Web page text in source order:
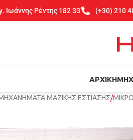
Ιωάννης Ρέντης 182 33 (+30) 210
ΑΡΧΙΚΉ
ΜΑΖΙΚΗΣ ΕΣΤΙΑΣΗΣ